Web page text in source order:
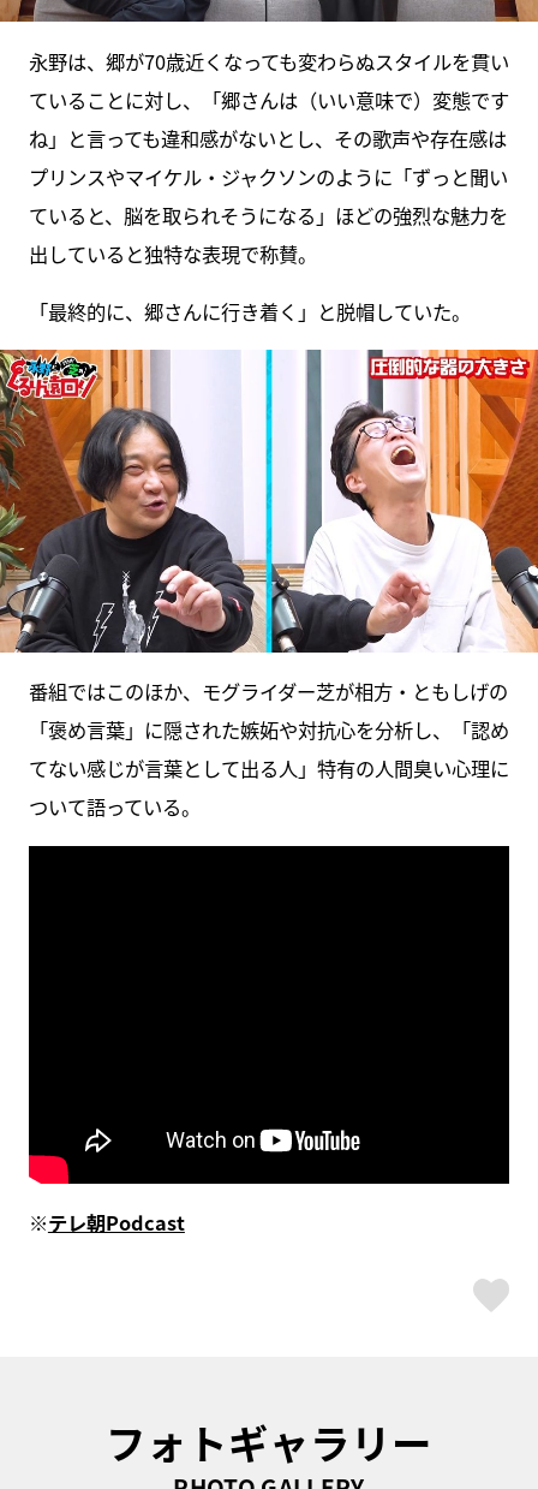
永野は、郷が70歳近くなっても変わらぬスタイルを貫い
ていることに対し、「郷さんは（いい意味で）変態です
ね」と言っても違和感がないとし、その歌声や存在感は
プリンスやマイケル・ジャクソンのように「ずっと聞い
ていると、脳を取られそうになる」ほどの強烈な魅力を
出していると独特な表現で称賛。
「最終的に、郷さんに行き着く」と脱帽していた。
番組ではこのほか、モグライダー芝が相方・ともしげの
「褒め言葉」に隠された嫉妬や対抗心を分析し、「認め
てない感じが言葉として出る人」特有の人間臭い心理に
ついて語っている。
※テレ朝Podcast
フォトギャラリー